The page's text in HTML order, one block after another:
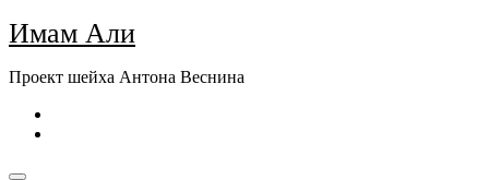
Перейти
к
Имам Али
Проект шейха Антона Веснина